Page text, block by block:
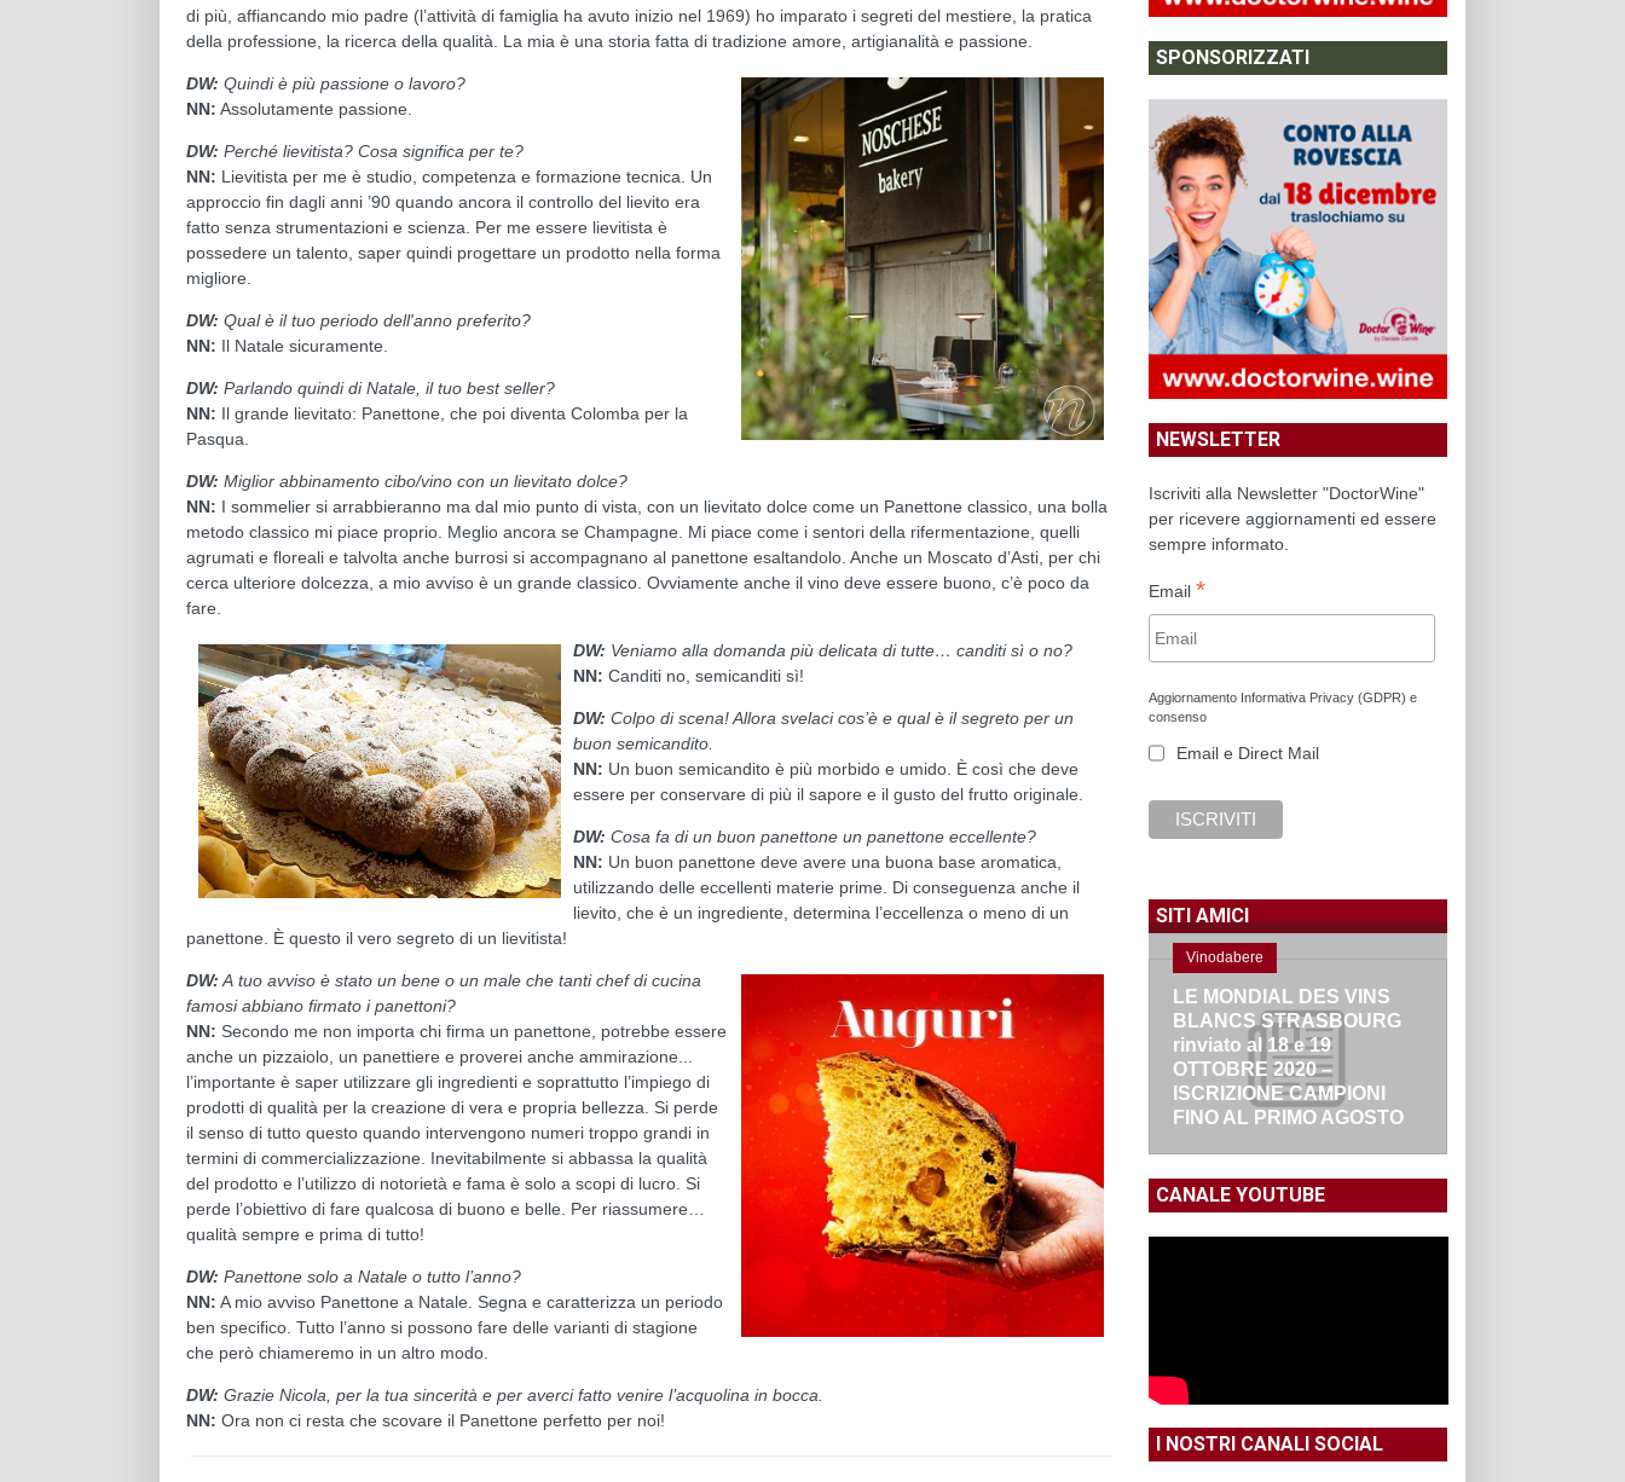
di più, affiancando mio padre (l’attività di famiglia ha avuto inizio nel 1969) ho imparato i segreti del mestiere, la pratica
della professione, la ricerca della qualità. La mia è una storia fatta di tradizione amore, artigianalità e passione.
DW: Quindi è più passione o lavoro?
NN: Assolutamente passione.
DW: Perché lievitista? Cosa significa per te?
NN: Lievitista per me è studio, competenza e formazione tecnica. Un
approccio fin dagli anni ’90 quando ancora il controllo del lievito era
fatto senza strumentazioni e scienza. Per me essere lievitista è
possedere un talento, saper quindi progettare un prodotto nella forma
migliore.
DW: Qual è il tuo periodo dell'anno preferito?
NN: Il Natale sicuramente.
DW: Parlando quindi di Natale, il tuo best seller?
NN: Il grande lievitato: Panettone, che poi diventa Colomba per la
Pasqua.
DW: Miglior abbinamento cibo/vino con un lievitato dolce?
NN: I sommelier si arrabbieranno ma dal mio punto di vista, con un lievitato dolce come un Panettone classico, una bolla
metodo classico mi piace proprio. Meglio ancora se Champagne. Mi piace come i sentori della rifermentazione, quelli
agrumati e floreali e talvolta anche burrosi si accompagnano al panettone esaltandolo. Anche un Moscato d’Asti, per chi
cerca ulteriore dolcezza, a mio avviso è un grande classico. Ovviamente anche il vino deve essere buono, c’è poco da
fare.
DW: Veniamo alla domanda più delicata di tutte… canditi sì o no?
NN: Canditi no, semicanditi sì!
DW: Colpo di scena! Allora svelaci cos’è e qual è il segreto per un
buon semicandito.
NN: Un buon semicandito è più morbido e umido. È così che deve
essere per conservare di più il sapore e il gusto del frutto originale.
DW: Cosa fa di un buon panettone un panettone eccellente?
NN: Un buon panettone deve avere una buona base aromatica,
utilizzando delle eccellenti materie prime. Di conseguenza anche il
lievito, che è un ingrediente, determina l’eccellenza o meno di un
panettone. È questo il vero segreto di un lievitista!
DW: A tuo avviso è stato un bene o un male che tanti chef di cucina
famosi abbiano firmato i panettoni?
NN: Secondo me non importa chi firma un panettone, potrebbe essere
anche un pizzaiolo, un panettiere e proverei anche ammirazione...
l’importante è saper utilizzare gli ingredienti e soprattutto l’impiego di
prodotti di qualità per la creazione di vera e propria bellezza. Si perde
il senso di tutto questo quando intervengono numeri troppo grandi in
termini di commercializzazione. Inevitabilmente si abbassa la qualità
del prodotto e l’utilizzo di notorietà e fama è solo a scopi di lucro. Si
perde l’obiettivo di fare qualcosa di buono e belle. Per riassumere…
qualità sempre e prima di tutto!
DW: Panettone solo a Natale o tutto l’anno?
NN: A mio avviso Panettone a Natale. Segna e caratterizza un periodo
ben specifico. Tutto l’anno si possono fare delle varianti di stagione
che però chiameremo in un altro modo.
DW: Grazie Nicola, per la tua sincerità e per averci fatto venire l’acquolina in bocca.
NN: Ora non ci resta che scovare il Panettone perfetto per noi!
SPONSORIZZATI
NEWSLETTER
Iscriviti alla Newsletter "DoctorWine"
per ricevere aggiornamenti ed essere
sempre informato.
Email *
Aggiornamento Informativa Privacy (GDPR) e
consenso
Email e Direct Mail
SITI AMICI
Vinodabere
LE MONDIAL DES VINS
BLANCS STRASBOURG
rinviato al 18 e 19
OTTOBRE 2020 –
ISCRIZIONE CAMPIONI
FINO AL PRIMO AGOSTO
CANALE YOUTUBE
I NOSTRI CANALI SOCIAL